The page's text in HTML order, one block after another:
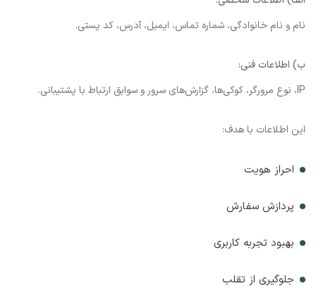
نام و نام خانوادگی، شماره تماس، ایمیل، آدرس، کد پستی.
ب) اطلاعات فنی:
IP، نوع مرورگر، کوکی‌ها، گزارش‌های سرور و سوابق ارتباط با پشتیبانی.
این اطلاعات با هدف:
احراز هویت
پردازش سفارش
بهبود تجربه کاربری
جلوگیری از تقلب